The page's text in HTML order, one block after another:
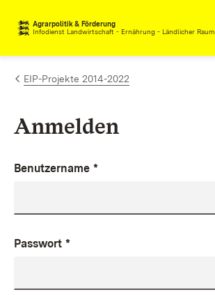
Zum Inhalt springen
Agrarpolitik & Förderung
Infodienst Landwirtschaft - Ernährung - Ländlicher Raum
EIP-Projekte 2014-2022
Anmelden
Benutzername *
Passwort *